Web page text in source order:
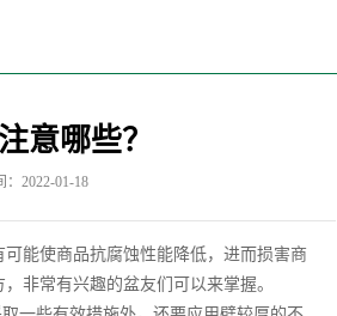
意哪些？
：2022-01-18
能使商品抗腐蚀性能降低，进而损害商
非常有兴趣的盆友们可以来掌握。